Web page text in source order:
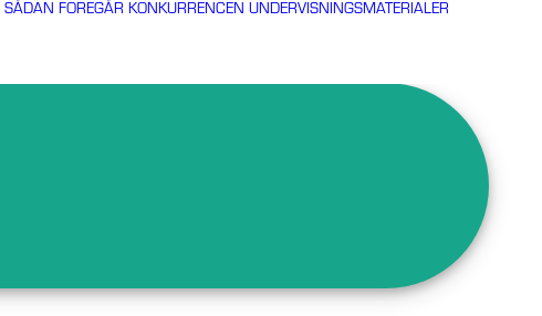
SÅDAN FOREGÅR KONKURRENCEN UNDERVISNINGSMATERIALER